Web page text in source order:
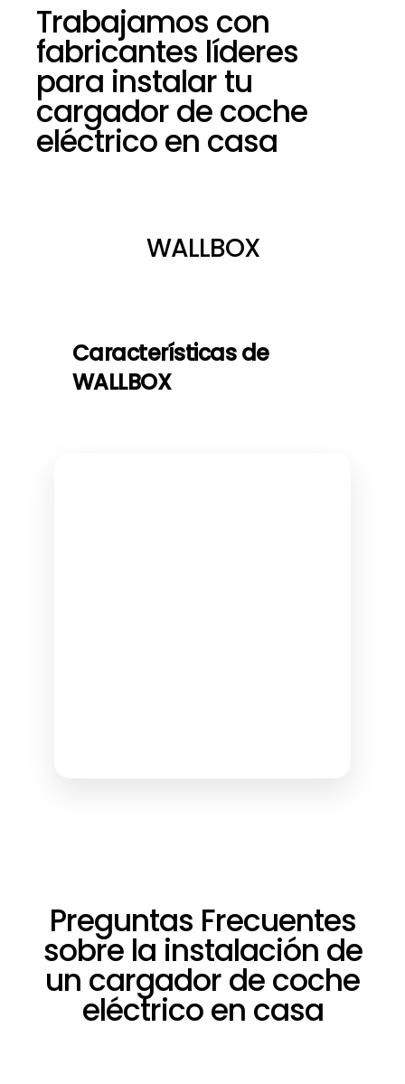
Trabajamos con
fabricantes líderes
para instalar tu
cargador de coche
eléctrico en casa
WALLBOX
Características de
WALLBOX
Preguntas Frecuentes
sobre la instalación de
un cargador de coche
eléctrico en casa